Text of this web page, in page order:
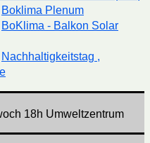
Boklima Plenum
BoKlima - Balkon Solar
Nachhaltigkeitstag ,
18h Umweltzentrum